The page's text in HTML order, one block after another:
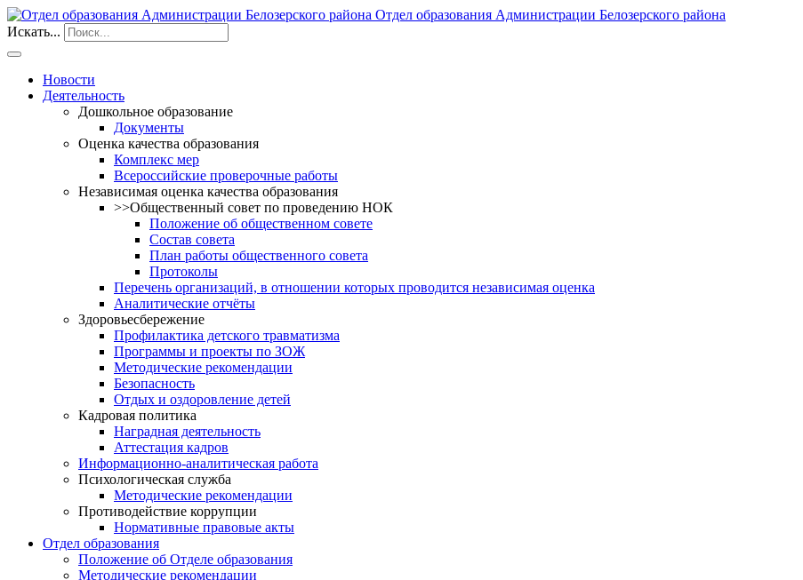
Отдел образования Администрации Белозерского района
Искать...
Новости
Деятельность
Дошкольное образование
Документы
Оценка качества образования
Комплекс мер
Всероссийские проверочные работы
Независимая оценка качества образования
>>Общественный совет по проведению НОК
Положение об общественном совете
Состав совета
План работы общественного совета
Протоколы
Перечень организаций, в отношении которых проводится независимая оценка
Аналитические отчёты
Здоровьесбережение
Профилактика детского травматизма
Программы и проекты по ЗОЖ
Методические рекомендации
Безопасность
Отдых и оздоровление детей
Кадровая политика
Наградная деятельность
Аттестация кадров
Информационно-аналитическая работа
Психологическая служба
Методические рекомендации
Противодействие коррупции
Нормативные правовые акты
Отдел образования
Положение об Отделе образования
Методические рекомендации